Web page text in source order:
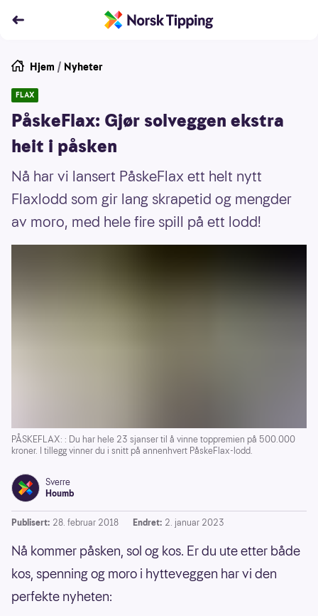
Hjem / Nyheter
FLAX
PåskeFlax: Gjør solveggen ekstra
heit i påsken
Nå har vi lansert PåskeFlax ett helt nytt
Flaxlodd som gir lang skrapetid og mengder
av moro, med hele fire spill på ett lodd!
PÅSKEFLAX: : Du har hele 23 sjanser til å vinne toppremien på 500.000
kroner. I tillegg vinner du i snitt på annenhvert PåskeFlax-lodd.
Sverre
Houmb
Publisert: 28. februar 2018 Endret: 2. januar 2023
Nå kommer påsken, sol og kos. Er du ute etter både
kos, spenning og moro i hytteveggen har vi den
perfekte nyheten: